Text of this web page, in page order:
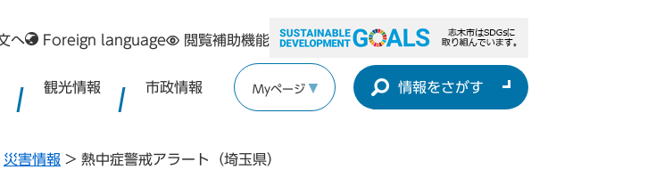
へ Foreign language 閲覧補助機能
観光情報 市政情報 Myページ 情報をさがす
災害情報 > 熱中症警戒アラート（埼玉県）